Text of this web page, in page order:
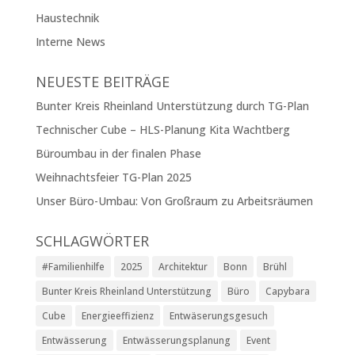
Haustechnik
Interne News
NEUESTE BEITRÄGE
Bunter Kreis Rheinland Unterstützung durch TG-Plan
Technischer Cube – HLS-Planung Kita Wachtberg
Büroumbau in der finalen Phase
Weihnachtsfeier TG-Plan 2025
Unser Büro-Umbau: Von Großraum zu Arbeitsräumen
SCHLAGWÖRTER
#Familienhilfe 2025 Architektur Bonn
Brühl
Bunter Kreis Rheinland Unterstützung
Büro
Capybara
Cube
Energieeffizienz
Entwäserungsgesuch
Entwässerung
Entwässerungsplanung Event